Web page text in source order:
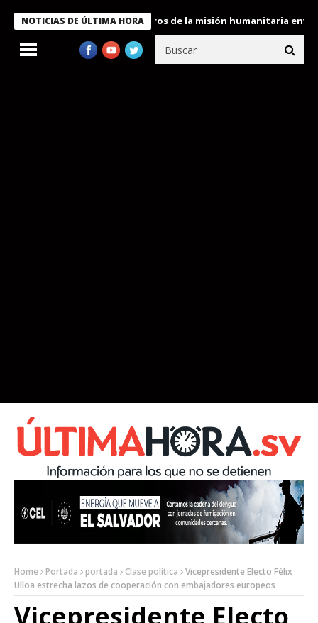
NOTICIAS DE ÚLTIMA HORA
condecora a miembros de la misión humanitaria enviada a
Home Portada portada Clase política
Vicepresidente Electo Félix
Ulloa estrecha lazos de cooperación con embajadores europeos
Vicepresidente Electo